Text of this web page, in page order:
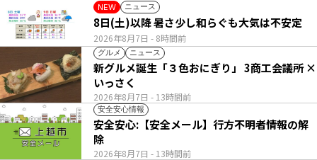
NEW ニュース
2026年8月7日 - 8時間前
8日(土)以降 暑さ少し和らぐも大気は不安定
グルメ ニュース
2026年8月7日 - 13時間前
新グルメ誕生「３色おにぎり」 3商工会議所 ×
いっさく
安全安心情報
2026年8月7日 - 13時間前
安全安心:【安全メール】行方不明者情報の解
除